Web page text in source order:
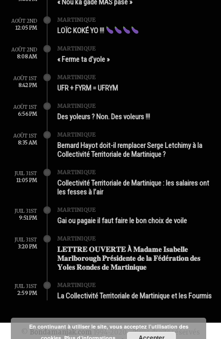
« Nou ka gadé MAS pasé »
AOÛT 2ND
12:05 PM
MARTINIQUE
LOÏC KOKÉ YO !!!
AOÛT 2ND
8:08 AM
MARTINIQUE
« Ferme ta d’yole »
AOÛT 1ST
8:42 PM
MARTINIQUE
UFR + FYRM = UFRYM
AOÛT 1ST
6:56 PM
MARTINIQUE
Des yoleurs ? Non. Des voleurs !!!
AOÛT 1ST
8:35 AM
MARTINIQUE
Bernard Hayot doit-il remplacer Serge Letchimy à la
Collectivité Territoriale de Martinique ?
JUIL 31ST
11:05 PM
MARTINIQUE
Collectivité Territoriale de Martinique : les salaires ont
les fesses à l’air
JUIL 31ST
9:51 PM
MARTINIQUE
Gai ou pagaie il faut faire le bon choix de voile
JUIL 31ST
3:20 PM
MARTINIQUE
𝐋𝐄𝐓𝐓𝐑𝐄 𝐎𝐔𝐕𝐄𝐑𝐓𝐄 À 𝐌𝐚𝐝𝐚𝐦𝐞 𝐈𝐬𝐚𝐛𝐞𝐥𝐥𝐞
𝐌𝐚𝐫𝐥𝐛𝐨𝐫𝐨𝐮𝐠𝐡 𝐏𝐫é𝐬𝐢𝐝𝐞𝐧𝐭𝐞 𝐝𝐞 𝐥𝐚 𝐅é𝐝é𝐫𝐚𝐭𝐢𝐨𝐧 𝐝𝐞𝐬
𝐘𝐨𝐥𝐞𝐬 𝐑𝐨𝐧𝐝𝐞𝐬 𝐝𝐞 𝐌𝐚𝐫𝐭𝐢𝐧𝐢𝐪𝐮𝐞
JUIL 31ST
2:59 PM
MARTINIQUE
La Collectivité Territoriale de Martinique et les Fourmis
Bondamanjak.com 1994-2020 - Tous droits réservés
En continuant à utiliser le site, vous acceptez l’utilisation des